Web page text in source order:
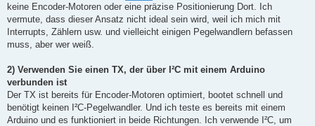
keine Encoder-Motoren oder eine präzise Positionierung Dort. Ich
vermute, dass dieser Ansatz nicht ideal sein wird, weil ich mich mit
Interrupts, Zählern usw. und vielleicht einigen Pegelwandlern befassen
muss, aber wer weiß.
2) Verwenden Sie einen TX, der über I²C mit einem Arduino
verbunden ist
Der TX ist bereits für Encoder-Motoren optimiert, bootet schnell und
benötigt keinen I²C-Pegelwandler. Und ich teste es bereits mit einem
Arduino und es funktioniert in beide Richtungen. Ich verwende I²C, um